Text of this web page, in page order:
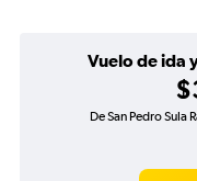
Vuelo de ida
De San Pedro Sula